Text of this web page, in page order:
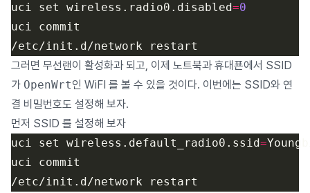
uci set wireless.radio0.disabled=0
그러면 무선랜이 활성화과 되고, 이제 노트북과 휴대푠에서 SSID
가 OpenWrt인 WiFI 를 볼 수 있을 것이다. 이번에는 SSID와 연
결 비밀번호도 설정해 보자.
먼저 SSID 를 설정해 보자
uci set wireless.default_radio0.ssid=